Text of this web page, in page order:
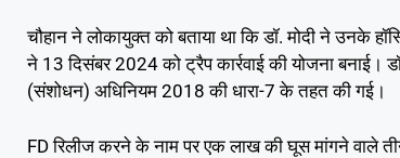
चौहान ने लोकायुक्त को बताया था कि डॉ. मोदी ने उनके
ने 13 दिसंबर 2024 को ट्रैप कार्रवाई की योजना बनाई।
(संशोधन) अधिनियम 2018 की धारा-7 के तहत की गई।
FD रिलीज करने के नाम पर एक लाख की घूस मांगने वाले